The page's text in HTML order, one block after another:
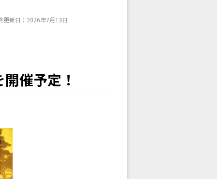
更新日：2026年7月13日
催予定！